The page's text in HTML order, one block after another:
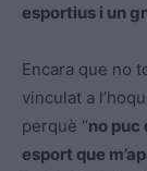
esportius i un
Encara que no
vinculat a
perquè “no puc
esport que